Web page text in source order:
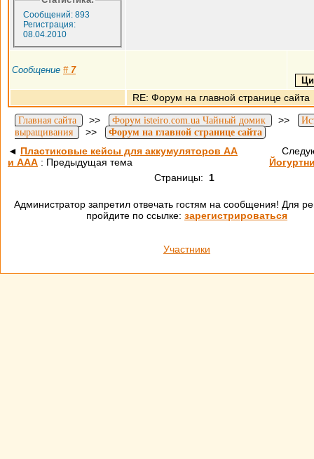
Сообщений: 893
Регистрация:
08.04.2010
Сообщение # 7
RE: Форум на главной странице сайта
Главная сайта >> Форум isteiro.com.ua Чайный домик >>
выращивания
>> Форум на главной странице сайта
◄ Пластиковые кейсы для аккумуляторов АА
и ААА : Предыдущая тема
Страницы: 1
Администратор запретил отвечать гостям на сообщения! Для
пройдите по ссылке: зарегистрироваться
Участники